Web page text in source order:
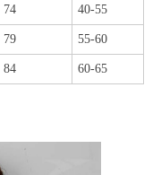
74 40-55
79 55-60
84 60-65